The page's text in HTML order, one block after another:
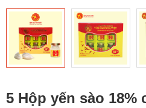
Yến Yummy Kiddy 18% cho trẻ
Compare
Mặt hàng yêu
Currency
5 Hộp yến sào